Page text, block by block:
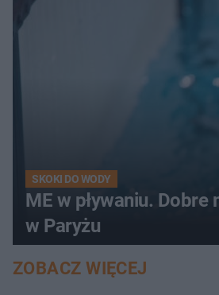
SKOKI DO WODY
ME w pływaniu. Dobre
w Paryżu
ZOBACZ WIĘCEJ